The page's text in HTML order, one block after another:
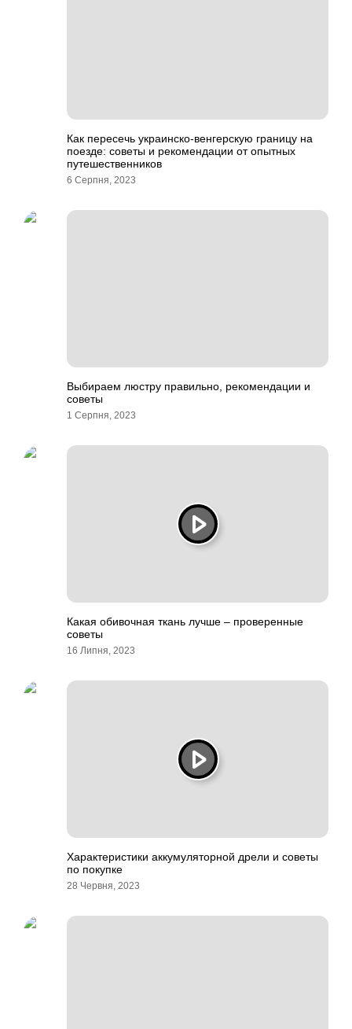
Как пересечь украинско-венгерскую границу на
поезде: советы и рекомендации от опытных
путешественников
6 Серпня, 2023
Выбираем люстру правильно, рекомендации и
советы
1 Серпня, 2023
Какая обивочная ткань лучше – проверенные
советы
16 Липня, 2023
Характеристики аккумуляторной дрели и советы
по покупке
28 Червня, 2023